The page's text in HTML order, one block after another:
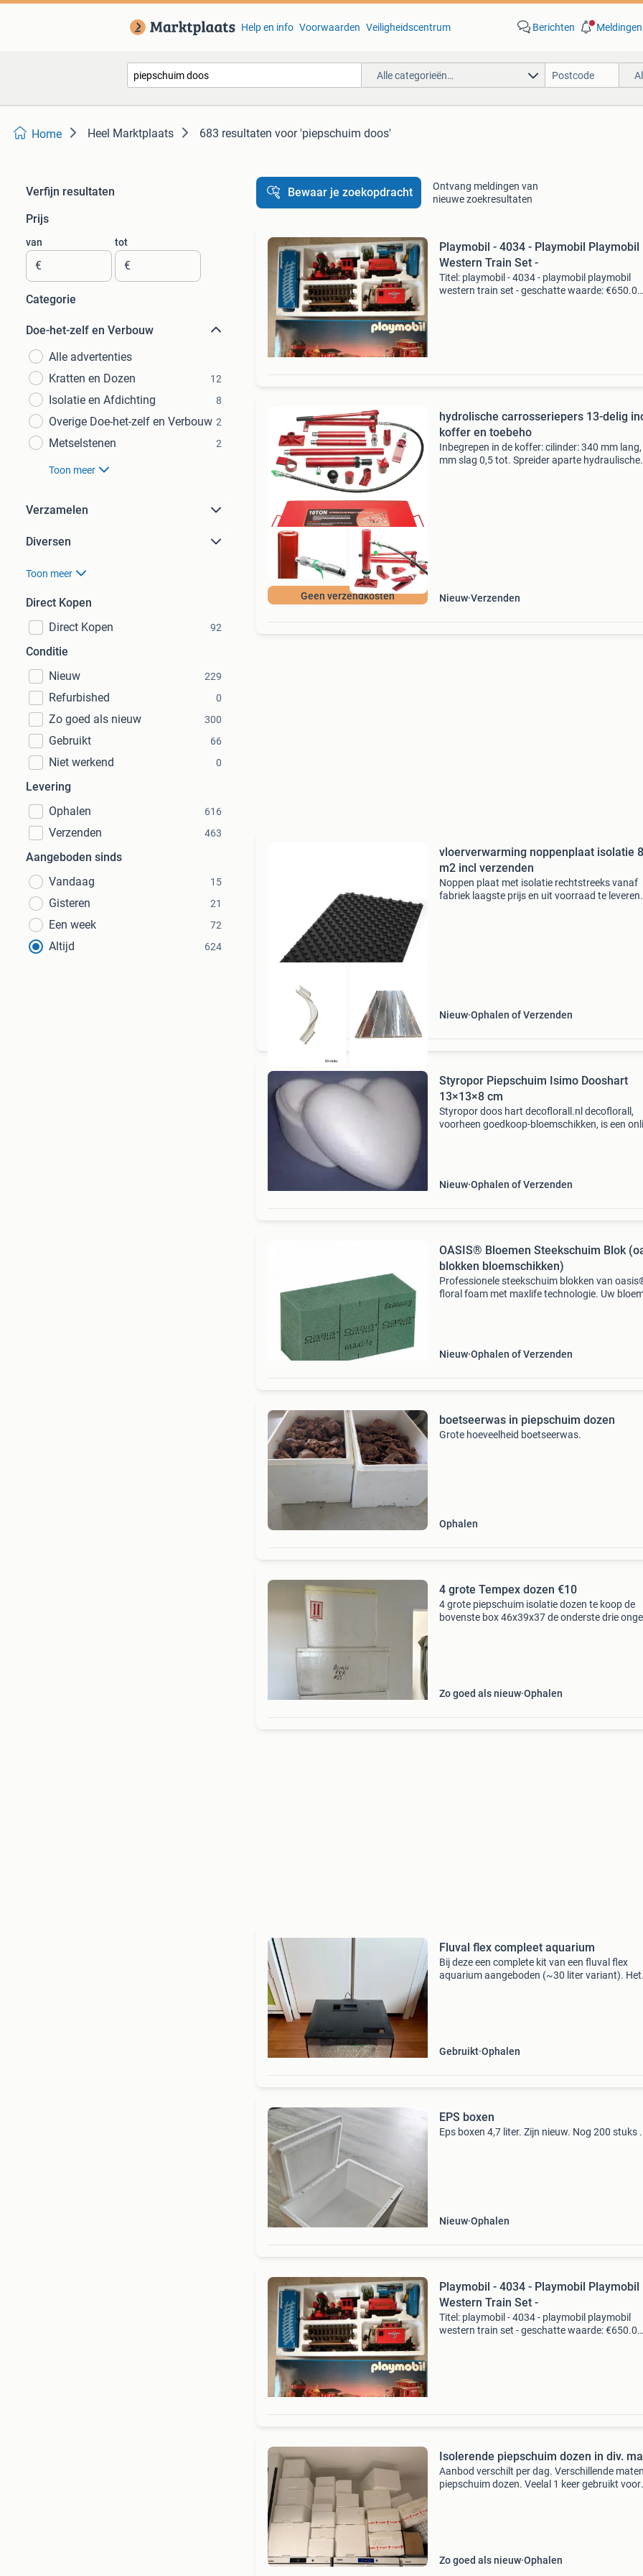
Help en info Voorwaarden Veiligheidscentrum Berichten Meldingen
Alle categorieën…
Home Heel Marktplaats 683 resultaten voor 'piepschuim doos'
Verfijn resultaten
Prijs
van
€
tot
€
Categorie
Doe-het-zelf en Verbouw
Alle advertenties
Kratten en Dozen
12
Isolatie en Afdichting 8
Overige Doe-het-zelf en Verbouw 2
Metselstenen 2
Toon meer
Verzamelen
Diversen
Toon meer
Direct Kopen
Direct Kopen
92
Conditie
Nieuw
229
Refurbished 0
Zo goed als nieuw 300
Gebruikt 66
Niet werkend 0
Levering
Ophalen
616
Verzenden 463
Aangeboden sinds
Vandaag
15
Gisteren 21
Een week 72
Altijd 624
Bewaar je zoekopdracht
Ontvang meldingen van
nieuwe zoekresultaten
Playmobil - 4034 - Playmobil Playmobil
Western Train Set -
Titel: playmobil - 4034 - playmobil playmobil
western train set - geschatte waarde: €650.0
Geen verzendkosten
hydrolische carrosseriepers 13-delig
koffer en toebeho
Inbegrepen in de koffer: cilinder: 340 mm
mm slag 0,5 tot. Spreider aparte hydraulische
Nieuw Verzenden
vloerverwarming noppenplaat isolatie
m2 incl verzenden
Noppen plaat met isolatie rechtstreeks vanaf
fabriek laagste prijs en uit voorraad te leveren
Nieuw Ophalen of Verzenden
Styropor Piepschuim Isimo Dooshart
13×13×8 cm
Styropor doos hart decoflorall.nl decoflorall,
voorheen goedkoop-bloemschikken, is een
Nieuw Ophalen of Verzenden
OASIS® Bloemen Steekschuim Blok
blokken bloemschikken)
Professionele steekschuim blokken van
floral foam met maxlife technologie. Uw
Nieuw Ophalen of Verzenden
boetseerwas in piepschuim dozen
Grote hoeveelheid boetseerwas.
Ophalen
4 grote Tempex dozen €10
4 grote piepschuim isolatie dozen te koop de
bovenste box 46x39x37 de onderste drie
Zo goed als nieuw Ophalen
Fluval flex compleet aquarium
Bij deze een complete kit van een fluval flex
aquarium aangeboden (~30 liter variant). Het
Gebruikt Ophalen
EPS boxen
Eps boxen 4,7 liter. Zijn nieuw. Nog 200 stuks .
Nieuw Ophalen
Playmobil - 4034 - Playmobil Playmobil
Western Train Set -
Titel: playmobil - 4034 - playmobil playmobil
western train set - geschatte waarde: €650.0
Isolerende piepschuim dozen in div.
Aanbod verschilt per dag. Verschillende maten
piepschuim dozen. Veelal 1 keer gebruikt voor
Zo goed als nieuw Ophalen